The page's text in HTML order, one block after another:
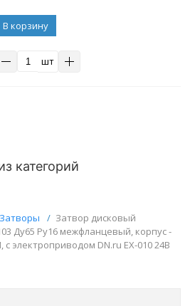
В корзину
шт
категорий
Затворы / Затвор дисковый
Ду65 Ру16 межфланцевый, корпус -
с электроприводом DN.ru EX-010 24В